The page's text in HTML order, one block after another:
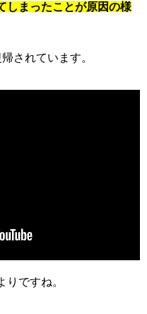
しまったことが原因の様
されています。
りですね。